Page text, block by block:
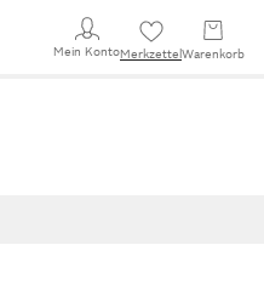
Mein KontoMerkzettel Warenkorb